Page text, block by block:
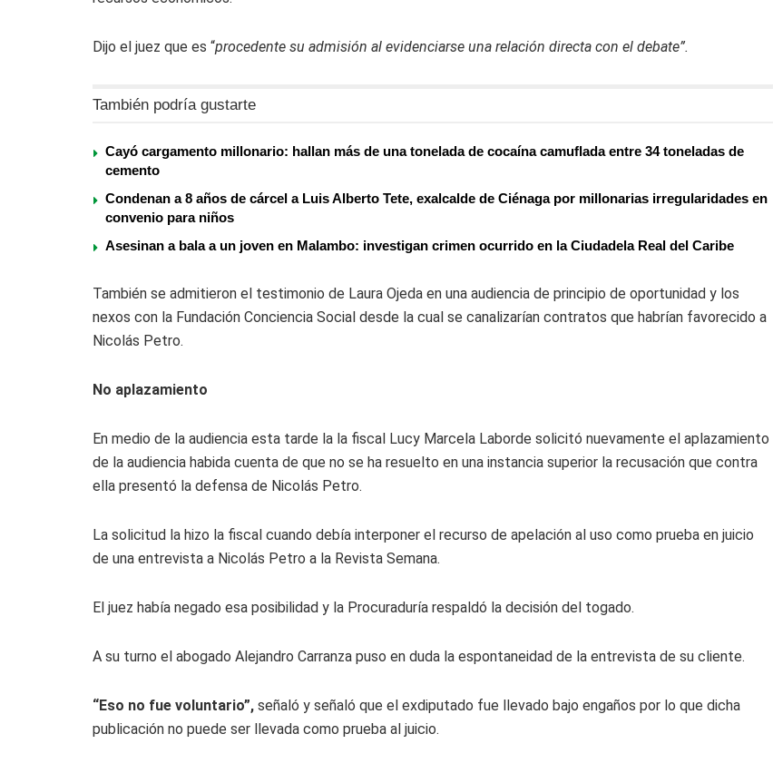
Dijo el juez que es “procedente su admisión al evidenciarse una relación directa con el debate”.
También podría gustarte
Cayó cargamento millonario: hallan más de una tonelada de cocaína camuflada entre 34 toneladas de
cemento
Condenan a 8 años de cárcel a Luis Alberto Tete, exalcalde de Ciénaga por millonarias irregularidades en
convenio para niños
Asesinan a bala a un joven en Malambo: investigan crimen ocurrido en la Ciudadela Real del Caribe
También se admitieron el testimonio de Laura Ojeda en una audiencia de principio de oportunidad y los
nexos con la Fundación Conciencia Social desde la cual se canalizarían contratos que habrían favorecido a
Nicolás Petro.
No aplazamiento
En medio de la audiencia esta tarde la la fiscal Lucy Marcela Laborde solicitó nuevamente el aplazamiento
de la audiencia habida cuenta de que no se ha resuelto en una instancia superior la recusación que contra
ella presentó la defensa de Nicolás Petro.
La solicitud la hizo la fiscal cuando debía interponer el recurso de apelación al uso como prueba en juicio
de una entrevista a Nicolás Petro a la Revista Semana.
El juez había negado esa posibilidad y la Procuraduría respaldó la decisión del togado.
A su turno el abogado Alejandro Carranza puso en duda la espontaneidad de la entrevista de su cliente.
“Eso no fue voluntario”, señaló y señaló que el exdiputado fue llevado bajo engaños por lo que dicha
publicación no puede ser llevada como prueba al juicio.